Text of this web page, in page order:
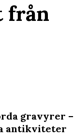
från
gravyrer –
antikviteter